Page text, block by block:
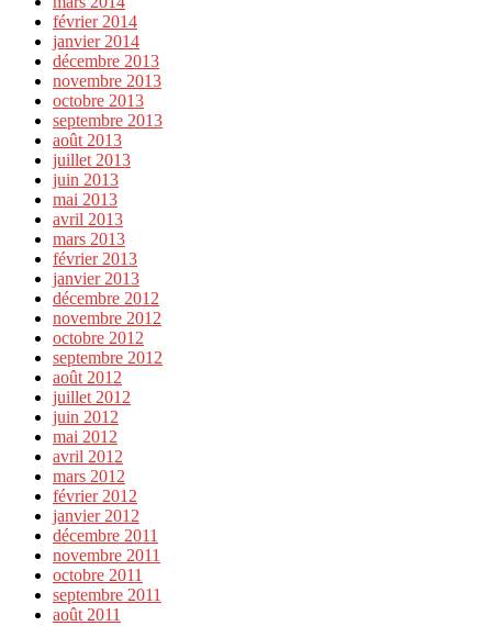
février 2014
janvier 2014
décembre 2013
novembre 2013
octobre 2013
septembre 2013
août 2013
juillet 2013
juin 2013
mai 2013
avril 2013
mars 2013
février 2013
janvier 2013
décembre 2012
novembre 2012
octobre 2012
septembre 2012
août 2012
juillet 2012
juin 2012
mai 2012
avril 2012
mars 2012
février 2012
janvier 2012
décembre 2011
novembre 2011
octobre 2011
septembre 2011
août 2011